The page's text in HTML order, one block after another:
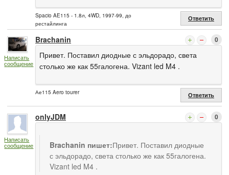
Spacio AE115 - 1.8л, 4WD, 1997-99, до
рестайлинга
Ответить
Написать
сообщение
Brachanin 0
Привет. Поставил диодные с эльдорадо, света
столько же как 55галогена. Vizant led M4 .
Ае115 Aero tourer Ответить
Написать
сообщение
onlyJDM 0
Brachanin пишет:Привет. Поставил диодные
с эльдорадо, света столько же как 55галогена.
Vizant led M4 .